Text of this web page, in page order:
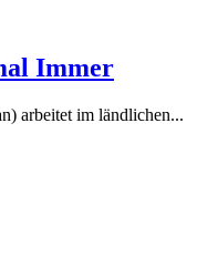
Immer
arbeitet im ländlichen...